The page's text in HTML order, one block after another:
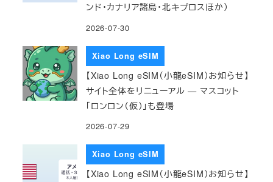
ンド・カナリア諸島・北キプロスほか）
2026-07-30
Xiao Long eSIM
【Xiao Long eSIM（小龍eSIM）お知らせ】
サイト全体をリニューアル — マスコット
「ロンロン（仮）」も登場
2026-07-29
Xiao Long eSIM
【Xiao Long eSIM（小龍eSIM）お知らせ】